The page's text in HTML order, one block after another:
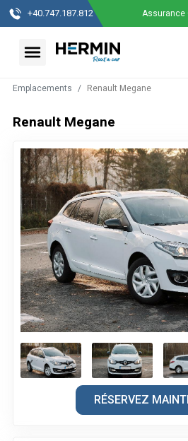
+40.747.187.812 Assurance
Emplacements Renault Megane
Renault Megane
‹
RÉSERVEZ